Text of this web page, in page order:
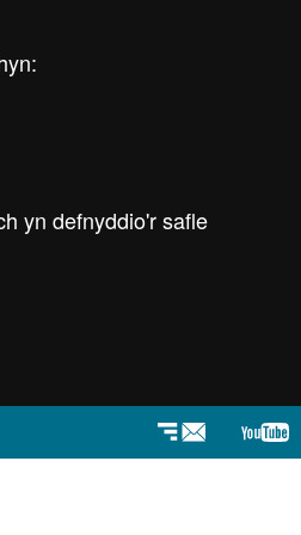
yn defnyddio'r safle
Newyddlenni